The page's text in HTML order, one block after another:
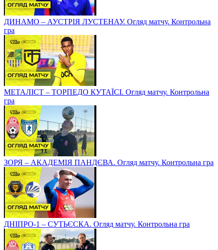
ДИНАМО – АУСТРІЯ ЛУСТЕНАУ. Огляд матчу. Контрольна
гра
МЕТАЛІСТ – ТОРПЕДО КУТАЇСІ. Огляд матчу. Контрольна
гра
ЗОРЯ – АКАДЕМІЯ ПАНДЄВА. Огляд матчу. Контрольна гра
ДНІПРО-1 – СУТЬЄСКА. Огляд матчу. Контрольна гра